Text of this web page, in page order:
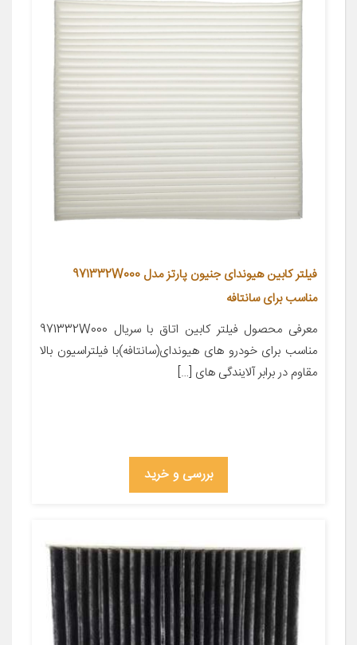
فیلتر کابین هیوندای جنیون پارتز مدل 971332W000
مناسب برای سانتافه
معرفی محصول فیلتر کابین اتاق با سریال 971332W000
مناسب برای خودرو های هیوندای(سانتافه)با فیلتراسیون بالا
مقاوم در برابر آلایندگی های […]
بررسی و خرید